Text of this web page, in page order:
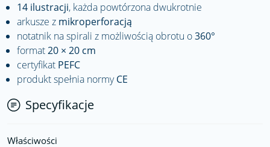
14 ilustracji, każda powtórzona dwukrotnie
arkusze z mikroperforacją
notatnik na spirali z możliwością obrotu o360°
format20 × 20 cm
certyfikat PEFC
produkt spełnia normyCE
Specyfikacje
Właściwości